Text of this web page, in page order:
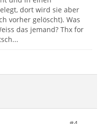
dort wird sie aber
vorher gelöscht). Was
das jemand? Thx for